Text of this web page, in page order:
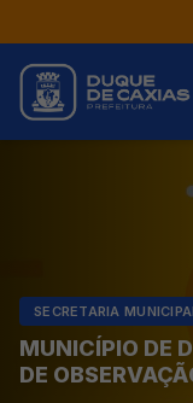
SECRETARIA
MUNICÍPIO DE
DE